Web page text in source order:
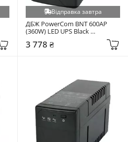
Відправка завтра
ДБЖ PowerCom BNT 600AP
(360W) LED UPS Black
3 778 ₴